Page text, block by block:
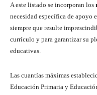
A este listado se incorporan los
necesidad específica de apoyo
siempre que resulte
currículo y para garantizar su
educativas.
Las cuantías máximas
Educación Primaria y